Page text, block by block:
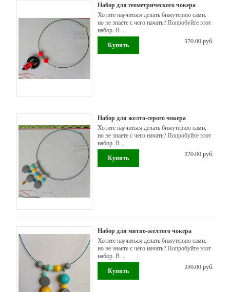
О
нас
Задать
вопрос
Отзывы
для
создания
детских
изделий
Бусины
силиконовых)
Наборы
для
создания
украшений,
бижутерии
-
Наборы
для
-
Наборы
для
брошек
Набор для геометрического чокера
Хотите научиться делать бижутерию сами,
но не знаете с чего начать? Попробуйте этот
набор. В ..
370.00 руб.
Набор для желто-серого чокера
Хотите научиться делать бижутерию сами,
но не знаете с чего начать? Попробуйте этот
набор. В ..
370.00 руб.
Набор для мятно-желтого чокера
Хотите научиться делать бижутерию сами,
но не знаете с чего начать? Попробуйте этот
набор. В ..
350.00 руб.